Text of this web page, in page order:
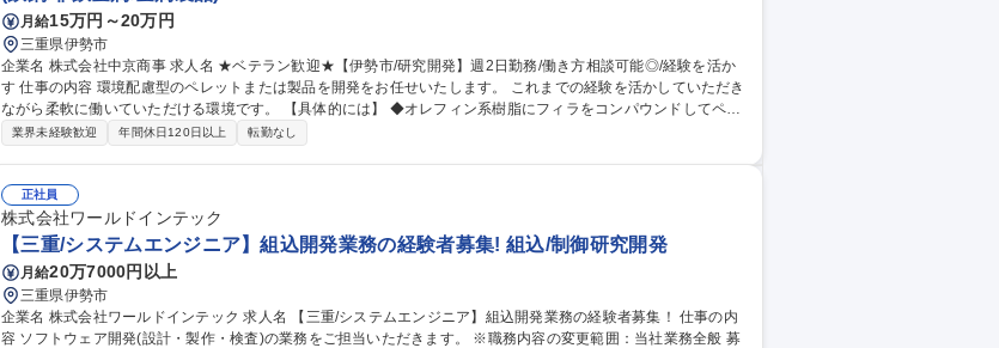
月給15万円～20万円
三重県伊勢市
企業名 株式会社中京商事 求人名 ★ベテラン歓迎★【伊勢市/研究開発】週2日勤務/働き方相談可能◎/経験を活か
す 仕事の内容 環境配慮型のペレットまたは製品を開発をお任せいたします。 これまでの経験を活かしていただき
ながら柔軟に働いていただける環境です。 【具体的には】 ◆オレフィン系樹脂にフィラをコンパウンドしてペレ
ットを開発 ◆特許申請に必要な資料の作成 など ※詳細は面接にて別途ご説明させていただきます。 ＜仕事内容
業界未経験歓迎 年間休日120日以上 転勤なし
正社員
株式会社ワールドインテック
【三重/システムエンジニア】組込開発業務の経験者募集! 組込/制御研究開発
月給20万7000円以上
三重県伊勢市
企業名 株式会社ワールドインテック 求人名 【三重/システムエンジニア】組込開発業務の経験者募集！ 仕事の内
容 ソフトウェア開発(設計・製作・検査)の業務をご担当いただきます。 ※職務内容の変更範囲：当社業務全般 募